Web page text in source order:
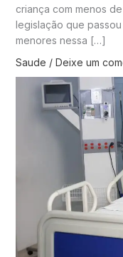
criança com menos
legislação que
menores nessa […]
Saude / Deixe um